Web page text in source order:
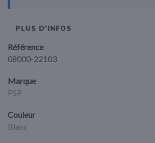
PLUS D'INFOS
Référence
08000-22103
Marque
PSP
Couleur
Blanc